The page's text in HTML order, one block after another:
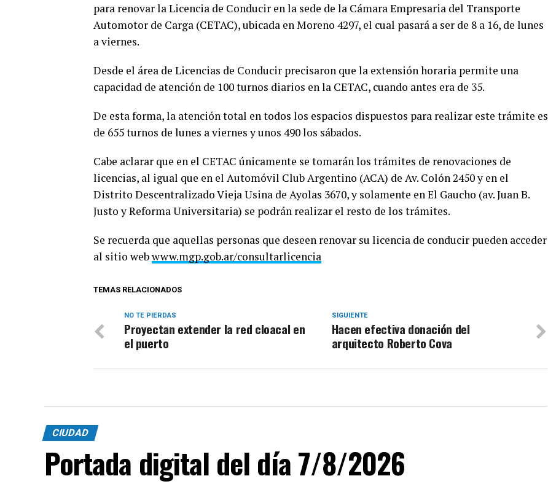
para renovar la Licencia de Conducir en la sede de la Cámara Empresaria del Transporte
Automotor de Carga (CETAC), ubicada en Moreno 4297, el cual pasará a ser de 8 a 16, de lunes
a viernes.
Desde el área de Licencias de Conducir precisaron que la extensión horaria permite una
capacidad de atención de 100 turnos diarios en la CETAC, cuando antes era de 35.
De esta forma, la atención total en todos los espacios dispuestos para realizar este trámite es
de 655 turnos de lunes a viernes y unos 490 los sábados.
Cabe aclarar que en el CETAC únicamente se tomarán los trámites de renovaciones de
licencias, al igual que en el Automóvil Club Argentino (ACA) de Av. Colón 2450 y en el
Distrito Descentralizado Vieja Usina de Ayolas 3670, y solamente en El Gaucho (av. Juan B.
Justo y Reforma Universitaria) se podrán realizar el resto de los trámites.
Se recuerda que aquellas personas que deseen renovar su licencia de conducir pueden acceder
al sitio webwww.mgp.gob.ar/consultarlicencia
TEMAS RELACIONADOS
SIGUIENTE
Hacen efectiva donación del
arquitecto Roberto Cova
NO TE PIERDAS
Proyectan extender la red cloacal en
el puerto
CIUDAD
Portada digital del día 7/8/2026